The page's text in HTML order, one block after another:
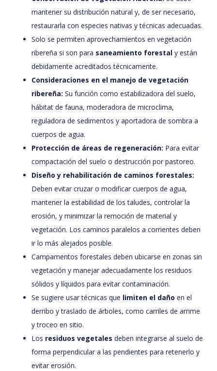
mantener su distribución natural y, de ser necesario,
restaurarla con especies nativas y técnicas adecuadas.
Solo se permiten aprovechamientos en vegetación
ribereña si son para saneamiento forestal y están
debidamente acreditados técnicamente.
Consideraciones en el manejo de vegetación
ribereña: Su función como estabilizadora del suelo,
hábitat de fauna, moderadora de microclima,
reguladora de sedimentos y aportadora de sombra a
cuerpos de agua.
Protección de áreas de regeneración: Para evitar
compactación del suelo o destrucción por pastoreo.
Diseño y rehabilitación de caminos forestales:
Deben evitar cruzar o modificar cuerpos de agua,
mantener la estabilidad de los taludes, controlar la
erosión, y minimizar la remoción de material y
vegetación. Los caminos paralelos a corrientes deben
ir lo más alejados posible.
Campamentos forestales deben ubicarse en zonas sin
vegetación y manejar adecuadamente los residuos
sólidos y líquidos para evitar contaminación.
Se sugiere usar técnicas que limiten el daño en el
derribo y traslado de árboles, como carriles de arrime
y troceo en sitio.
Los residuos vegetales deben integrarse al suelo de
forma perpendicular a las pendientes para retenerlo y
evitar erosión.